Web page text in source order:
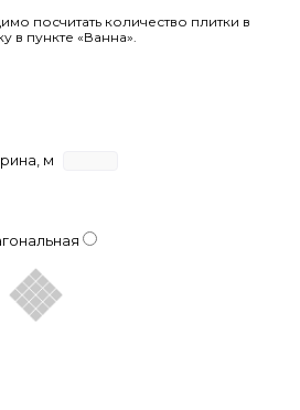
посчитать количество плитки в
в пункте «Ванна».
м